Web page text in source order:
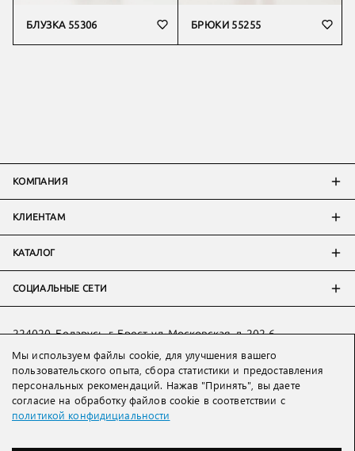
БЛУЗКА 55306 БРЮКИ 55255
КОМПАНИЯ
КЛИЕНТАМ
КАТАЛОГ
СОЦИАЛЬНЫЕ СЕТИ
214018 Россия, г. Смоленск, пр-т. Гагарина, д. 19
224020, Беларусь, г. Брест, ул. Московская, д. 202-6
Тел:+7 993 398 36 60(WhatsApp
Тел:+375 29 205 80 10( WhatsApp,Viber)
Email:ved@lakbi.com
Мы используем файлы cookie, для улучшения вашего
пользовательского опыта, сбора статистики и предоставления
персональных рекомендаций. Нажав "Принять", вы даете
согласие на обработку файлов cookie в соответствии с
политикой конфидициальности